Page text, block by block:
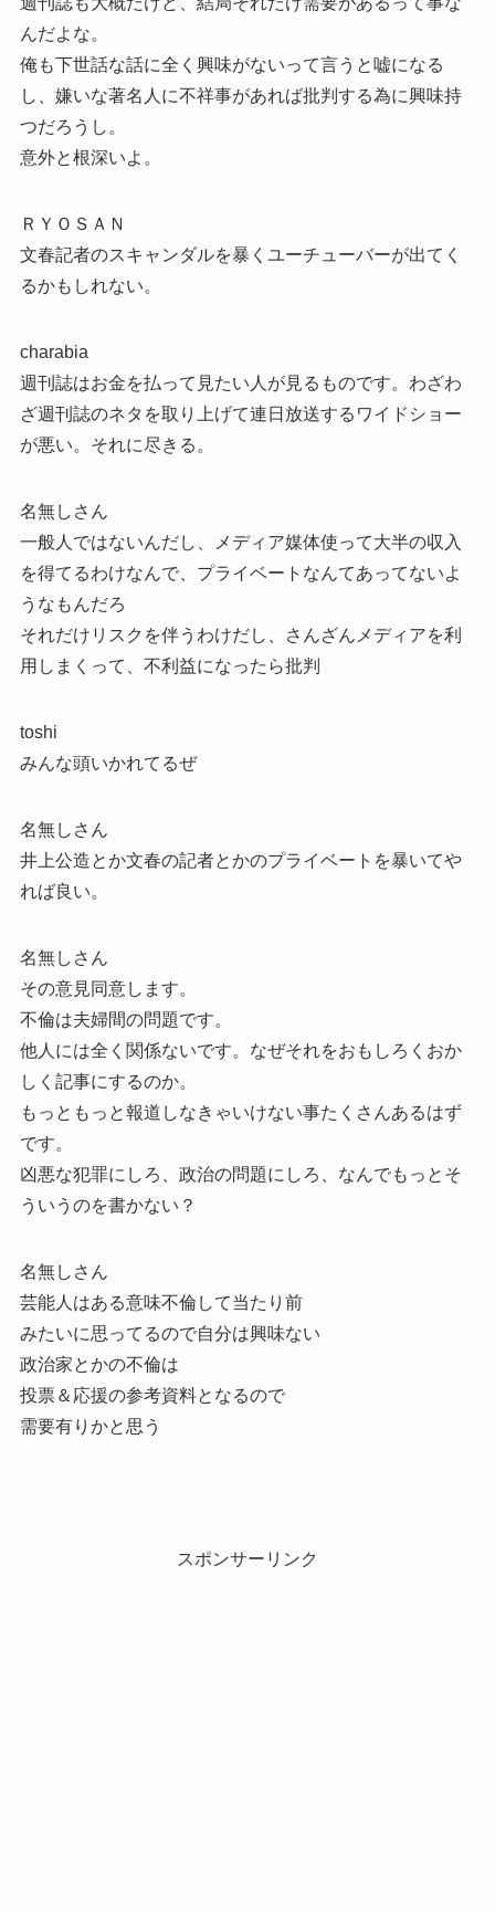
んだよな。
俺も下世話な話に全く興味がないって言うと嘘になる
し、嫌いな著名人に不祥事があれば批判する為に興味持
つだろうし。
意外と根深いよ。
ＲＹＯＳＡＮ
文春記者のスキャンダルを暴くユーチューバーが出てく
るかもしれない。
charabia
週刊誌はお金を払って見たい人が見るものです。わざわ
ざ週刊誌のネタを取り上げて連日放送するワイドショー
が悪い。それに尽きる。
名無しさん
一般人ではないんだし、メディア媒体使って大半の収入
を得てるわけなんで、プライベートなんてあってないよ
うなもんだろ
それだけリスクを伴うわけだし、さんざんメディアを利
用しまくって、不利益になったら批判
toshi
みんな頭いかれてるぜ
名無しさん
井上公造とか文春の記者とかのプライベートを暴いてや
れば良い。
名無しさん
その意見同意します。
不倫は夫婦間の問題です。
他人には全く関係ないです。なぜそれをおもしろくおか
しく記事にするのか。
もっともっと報道しなきゃいけない事たくさんあるはず
です。
凶悪な犯罪にしろ、政治の問題にしろ、なんでもっとそ
ういうのを書かない？
名無しさん
芸能人はある意味不倫して当たり前
みたいに思ってるので自分は興味ない
政治家とかの不倫は
投票＆応援の参考資料となるので
需要有りかと思う
スポンサーリンク